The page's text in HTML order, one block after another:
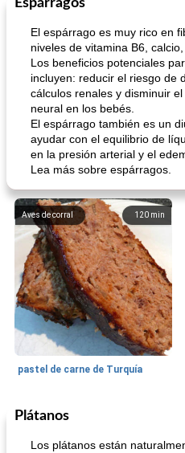
Espárragos
El espárrago es muy rico en
niveles de vitamina B6,
Los beneficios potenciales
incluyen: reducir el riesgo de
cálculos renales y disminuir
neural en los bebés.
El espárrago también es un
ayudar con el equilibrio de
en la presión arterial y el
Lea más sobre espárragos.
120 min
Aves de corral
pastel de carne de Turquía
Cocina del mundo
Plátanos
Los plátanos están